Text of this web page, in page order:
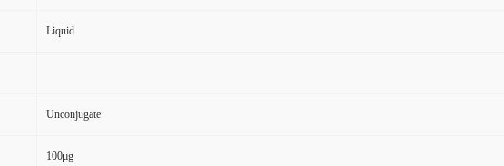
Liquid
Unconjugate
100μg